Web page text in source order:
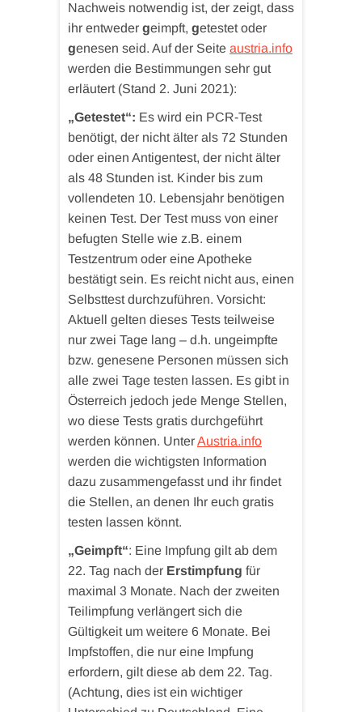
Nachweis notwendig ist, der zeigt, dass
ihr entweder geimpft, getestet oder
genesen seid. Auf der Seite austria.info
werden die Bestimmungen sehr gut
erläutert (Stand 2. Juni 2021):
„Getestet“: Es wird ein PCR-Test
benötigt, der nicht älter als 72 Stunden
oder einen Antigentest, der nicht älter
als 48 Stunden ist. Kinder bis zum
vollendeten 10. Lebensjahr benötigen
keinen Test. Der Test muss von einer
befugten Stelle wie z.B. einem
Testzentrum oder eine Apotheke
bestätigt sein. Es reicht nicht aus, einen
Selbsttest durchzuführen. Vorsicht:
Aktuell gelten dieses Tests teilweise
nur zwei Tage lang – d.h. ungeimpfte
bzw. genesene Personen müssen sich
alle zwei Tage testen lassen. Es gibt in
Österreich jedoch jede Menge Stellen,
wo diese Tests gratis durchgeführt
werden können. UnterAustria.info
werden die wichtigsten Information
dazu zusammengefasst und ihr findet
die Stellen, an denen Ihr euch gratis
testen lassen könnt.
„Geimpft“: Eine Impfung gilt ab dem
22. Tag nach der Erstimpfung für
maximal 3 Monate. Nach der zweiten
Teilimpfung verlängert sich die
Gültigkeit um weitere 6 Monate. Bei
Impfstoffen, die nur eine Impfung
erfordern, gilt diese ab dem 22. Tag.
(Achtung, dies ist ein wichtiger